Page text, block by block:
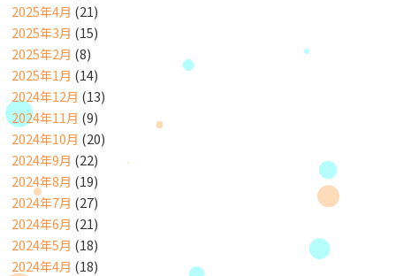
2025年4月 (21)
2025年3月 (15)
2025年2月 (8)
2025年1月 (14)
2024年12月 (13)
2024年11月 (9)
2024年10月 (20)
2024年9月 (22)
2024年8月 (19)
2024年7月 (27)
2024年6月 (21)
2024年5月 (18)
2024年4月 (18)